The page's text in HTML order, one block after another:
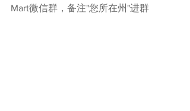
Mart微信群，备注"您所在州"进群